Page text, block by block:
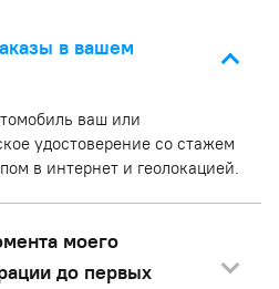
в вашем
ваш или
удостоверение со стажем
в интернет и геолокацией.
моего
до первых